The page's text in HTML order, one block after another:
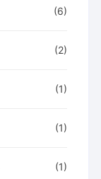
(6)
(2)
(1)
(1)
(1)